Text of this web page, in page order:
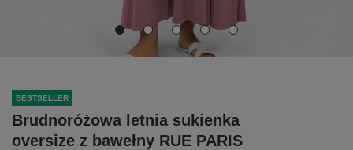
BESTSELLER
Brudnoróżowa letnia sukienka
oversize z bawełny RUE PARIS